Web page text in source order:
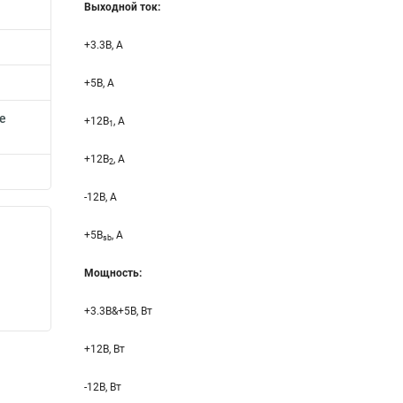
Выходной ток:
+3.3B, А
+5B, А
+12B1 , A
+12B2, A
-12B, A
+5Bsb, A
Мощность:
+3.3B&+5B, Вт
+12B, Вт
-12B, Вт